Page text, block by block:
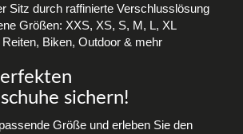
Sitz durch raffinierte Verschlusslösung
Größen: XXS, XS, S, M, L, XL
Biken, Outdoor & mehr
sichern!
Größe und erleben Sie den